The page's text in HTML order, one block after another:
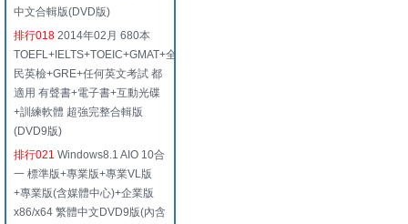
中文合輯版(DVD版)
排行018 2014年02月 680本
TOEFL+IELTS+TOEIC+GMAT+全
民英檢+GRE+任何英文考試 都
適用 有聲書+電子書+互動光碟
+訓練軟體 超強完整合輯版
(DVD9版)
排行021 Windows8.1 AIO 10合
一 標準版+專業版+專業VL版
+專業版(含媒體中心)+企業版
x86/x64 繁體中文DVD9版(內含